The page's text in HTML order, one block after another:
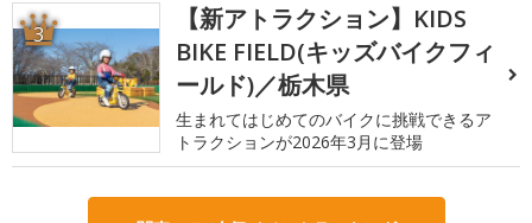
3
【新アトラクション】KIDS
BIKE FIELD(キッズバイクフィ
ールド)／栃木県
生まれてはじめてのバイクに挑戦できるア
トラクションが2026年3月に登場